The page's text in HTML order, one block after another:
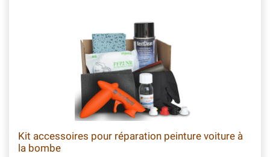
Kit accessoires pour réparation peinture voiture à
la bombe